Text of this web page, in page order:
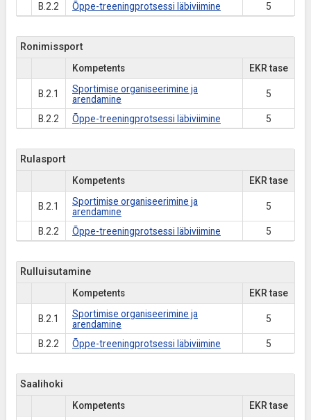
B.2.2 Õppe-treeningprotsessi läbiviimine 5
Ronimissport
Kompetents EKR tase
B.2.1
Sportimise organiseerimine ja
arendamine
5
B.2.2 Õppe-treeningprotsessi läbiviimine 5
Rulasport
Kompetents EKR tase
B.2.1
Sportimise organiseerimine ja
arendamine
5
B.2.2 Õppe-treeningprotsessi läbiviimine 5
Rulluisutamine
Kompetents EKR tase
B.2.1
Sportimise organiseerimine ja
arendamine
5
B.2.2 Õppe-treeningprotsessi läbiviimine 5
Saalihoki
Kompetents EKR tase